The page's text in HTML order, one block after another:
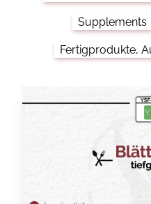
Supplements
Fertigprodukte,